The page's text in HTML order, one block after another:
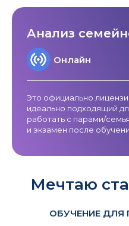
Анализ
Онлайн
Это официально
идеально подходящий
работать с парами/
и экзамен после
Мечтаю
ОБУЧЕНИЕ ДЛЯ